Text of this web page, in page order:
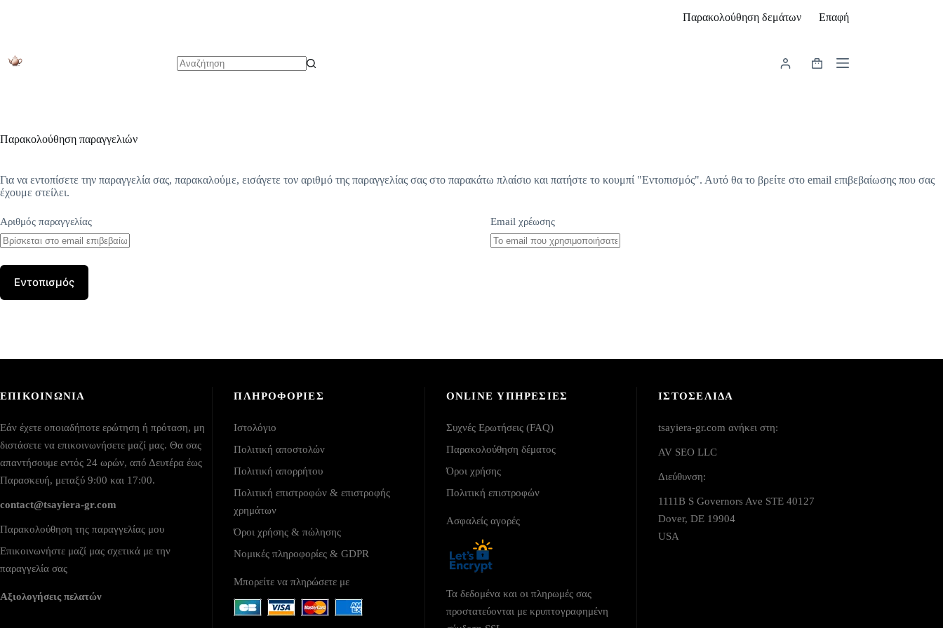
Παρακολούθηση δεμάτων Επαφή
Καλάθι
Παρακολούθηση παραγγελιών
Για να εντοπίσετε την παραγγελία σας, παρακαλούμε, εισάγετε τον αριθμό της παραγγελίας σας στο παρακάτω πλαίσιο και πατήστε το κουμπί "Εντοπισμός". Αυτό θα το βρείτε στο email επιβεβαίωσης που σας
έχουμε στείλει.
Αριθμός παραγγελίας Email χρέωσης
Εντοπισμός
ΕΠΙΚΟΙΝΩΝΙΑ
Εάν έχετε οποιαδήποτε ερώτηση ή πρόταση, μη
διστάσετε να επικοινωνήσετε μαζί μας. Θα σας
απαντήσουμε εντός 24 ωρών, από Δευτέρα έως
Παρασκευή, μεταξύ 9:00 και 17:00.
contact@tsayiera-gr.com
Παρακολούθηση της παραγγελίας μου
Επικοινωνήστε μαζί μας σχετικά με την
παραγγελία σας
Αξιολογήσεις πελατών
ΠΛΗΡΟΦΟΡΙΕΣ
Ιστολόγιο
Πολιτική αποστολών
Πολιτική απορρήτου
Πολιτική επιστροφών & επιστροφής
χρημάτων
Όροι χρήσης & πώλησης
Νομικές πληροφορίες & GDPR
Μπορείτε να πληρώσετε με
ONLINE ΥΠΗΡΕΣΙΕΣ
Συχνές Ερωτήσεις (FAQ)
Παρακολούθηση δέματος
Όροι χρήσης
Πολιτική επιστροφών
Ασφαλείς αγορές
Τα δεδομένα και οι πληρωμές σας
προστατεύονται με κρυπτογραφημένη
ΙΣΤΟΣΕΛΙΔΑ
tsayiera-gr.com ανήκει στη:
AV SEO LLC
Διεύθυνση:
1111B S Governors Ave STE 40127
Dover, DE 19904
USA